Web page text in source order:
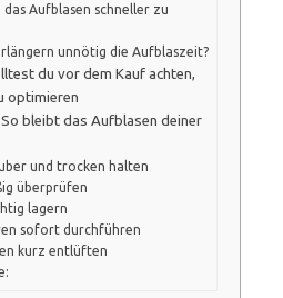
das Aufblasen schneller zu
unnötig die Aufblaszeit?
du vor dem Kauf achten,
optimieren
bleibt das Aufblasen deiner
und trocken halten
überprüfen
lagern
sofort durchführen
kurz entlüften